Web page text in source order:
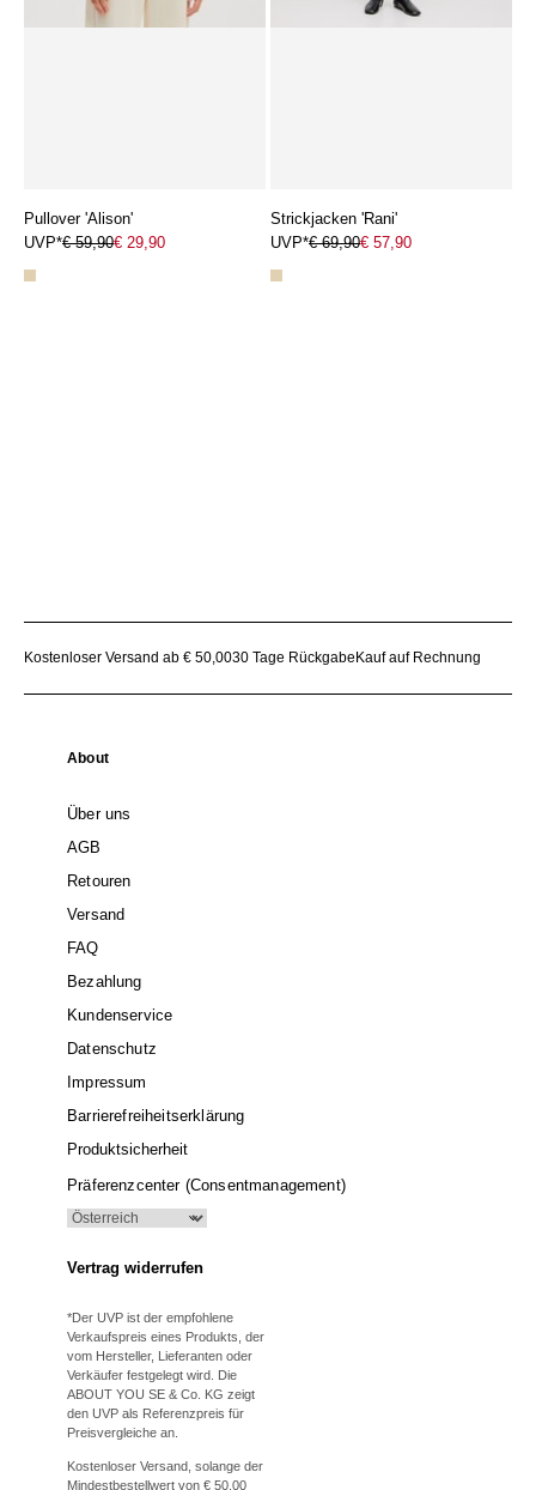
Pullover 'Alison'
UVP*€ 59,90€ 29,90
Strickjacken 'Rani'
UVP*€ 69,90€ 57,90
Kostenloser Versand ab € 50,0030 Tage Rückgabe Kauf auf Rechnung
About
Über uns
AGB
Retouren
Versand
FAQ
Bezahlung
Kundenservice
Datenschutz
Impressum
Barrierefreiheitserklärung
Produktsicherheit
Präferenzcenter (Consentmanagement)
Vertrag widerrufen
*Der UVP ist der empfohlene
Verkaufspreis eines Produkts, der
vom Hersteller, Lieferanten oder
Verkäufer festgelegt wird. Die
ABOUT YOU SE & Co. KG zeigt
den UVP als Referenzpreis für
Preisvergleiche an.
Kostenloser Versand, solange der
Mindestbestellwert von € 50,00